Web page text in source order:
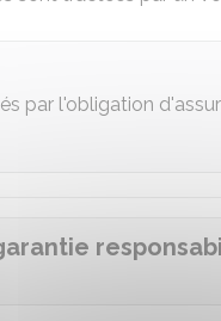
par l'obligation